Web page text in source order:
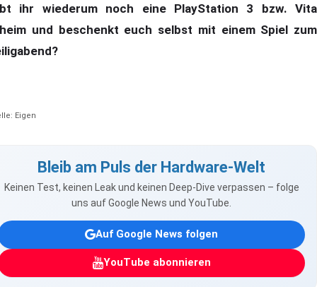
ihr wiederum noch eine PlayStation 3 bzw. Vita
und beschenkt euch selbst mit einem Spiel zum
Eigen
Bleib am Puls der Hardware-Welt
Keinen Test, keinen Leak und keinen Deep-Dive verpassen – folge
uns auf Google News und YouTube.
Auf Google News folgen
YouTube abonnieren